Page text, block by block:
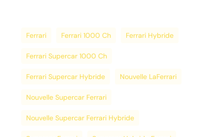
Ferrari Ferrari 1000 Ch Ferrari Hybride
Ferrari Supercar 1000 Ch
Ferrari Supercar Hybride Nouvelle LaFerrari
Nouvelle Supercar Ferrari
Nouvelle Supercar Ferrari Hybride